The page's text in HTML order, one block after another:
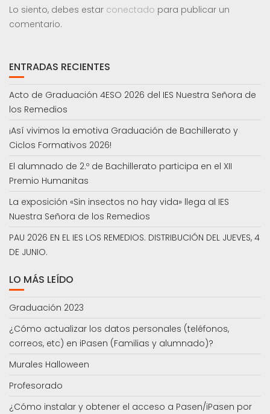
Lo siento, debes estar conectado para publicar un
comentario.
ENTRADAS RECIENTES
Acto de Graduación 4ESO 2026 del IES Nuestra Señora de
los Remedios
¡Así vivimos la emotiva Graduación de Bachillerato y
Ciclos Formativos 2026!
El alumnado de 2.º de Bachillerato participa en el XII
Premio Humanitas
La exposición «Sin insectos no hay vida» llega al IES
Nuestra Señora de los Remedios
PAU 2026 EN EL IES LOS REMEDIOS. DISTRIBUCIÓN DEL JUEVES, 4
DE JUNIO.
LO MÁS LEÍDO
Graduación 2023
¿Cómo actualizar los datos personales (teléfonos,
correos, etc) en iPasen (Familias y alumnado)?
Murales Halloween
Profesorado
¿Cómo instalar y obtener el acceso a Pasen/iPasen por